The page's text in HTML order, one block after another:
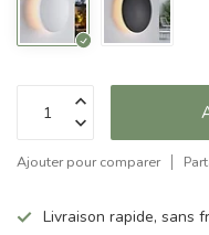
Ajouter pour comparer
Livraison rapide, sans